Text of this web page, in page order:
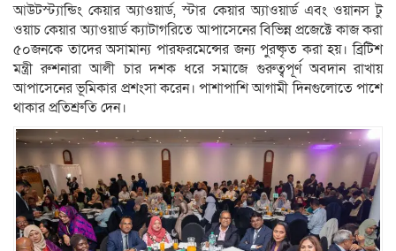
আউটস্ট্যান্ডিং কেয়ার অ্যাওয়ার্ড, স্টার কেয়ার অ্যাওয়ার্ড এবং ওয়ানস টু
ওয়াচ কেয়ার অ্যাওয়ার্ড ক্যাটাগরিতে আপাসেনের বিভিন্ন প্রজেক্টে কাজ করা
৫০জনকে তাদের অসামান্য পারফরমেন্সের জন্য পুরষ্কৃত করা হয়। ব্রিটিশ
মন্ত্রী রুশনারা আলী চার দশক ধরে সমাজে গুরুত্বপূর্ণ অবদান রাখায়
আপাসেনের ভূমিকার প্রশংসা করেন। পাশাপাশি আগামী দিনগুলোতে পাশে
থাকার প্রতিশ্রুতি দেন।